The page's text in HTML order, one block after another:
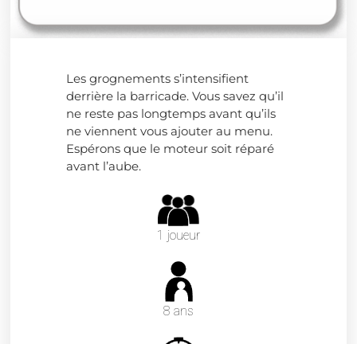
Les grognements s’intensifient
derrière la barricade. Vous savez qu’il
ne reste pas longtemps avant qu’ils
ne viennent vous ajouter au menu.
Espérons que le moteur soit réparé
avant l’aube.
1 joueur
8 ans